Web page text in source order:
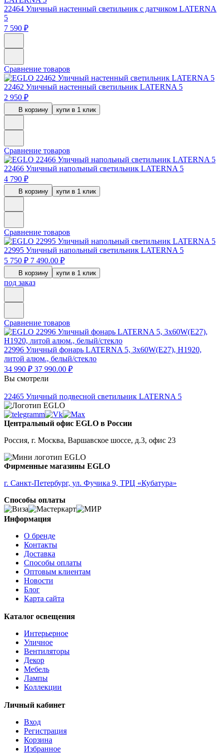
22464 Уличный настенный светильник с датчиком LATERNA
5
7 590 ₽
Сравнение товаров
22462 Уличный настенный светильник LATERNA 5
2 950 ₽
В корзину купи в 1 клик
Сравнение товаров
22466 Уличный напольный светильник LATERNA 5
4 790 ₽
В корзину купи в 1 клик
Сравнение товаров
22995 Уличный напольный светильник LATERNA 5
5 750 ₽ 7 490.00 ₽
В корзину купи в 1 клик
под заказ
Сравнение товаров
22996 Уличный фонарь LATERNA 5, 3х60W(E27), H1920,
литой алюм., белый/стекло
34 990 ₽ 37 990.00 ₽
Вы смотрели
22465 Уличный подвесной светильник LATERNA 5
Центральный офис EGLO в России
Россия, г. Москва, Варшавское шоссе, д.3, офис 23
Фирменные магазины EGLO
г. Санкт-Петербург, ул. Фучика 9, ТРЦ «Кубатура»
Способы оплаты
Информация
О бренде
Контакты
Доставка
Способы оплаты
Оптовым клиентам
Новости
Блог
Карта сайта
Каталог освещения
Интерьерное
Уличное
Вентиляторы
Декор
Мебель
Лампы
Коллекции
Личный кабинет
Вход
Регистрация
Корзина
Избранное